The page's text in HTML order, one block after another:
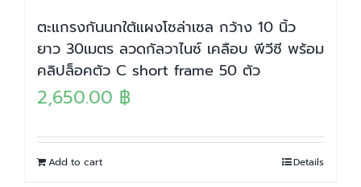
ตะแกรงกันนกใต้แผงโซล่าเซล กว้าง 10 นิ้ว
ยาว 30เมตร ลวดกัลวาไนซ์ เคลือบ พีวีซี พร้อม
คลิปล็อคตัว C short frame 50 ตัว
2,650.00 ฿
Add to cart Details